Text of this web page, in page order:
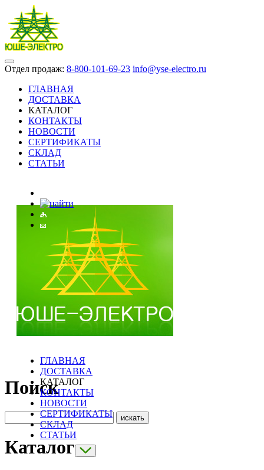
Отдел продаж: 8-800-101-69-23 info@yse-electro.ru
ГЛАВНАЯ
ДОСТАВКА
КАТАЛОГ
КОНТАКТЫ
НОВОСТИ
СЕРТИФИКАТЫ
СКЛАД
СТАТЬИ
ГЛАВНАЯ
ДОСТАВКА
КАТАЛОГ
КОНТАКТЫ
НОВОСТИ
СЕРТИФИКАТЫ
СКЛАД
СТАТЬИ
Поиск
Каталог